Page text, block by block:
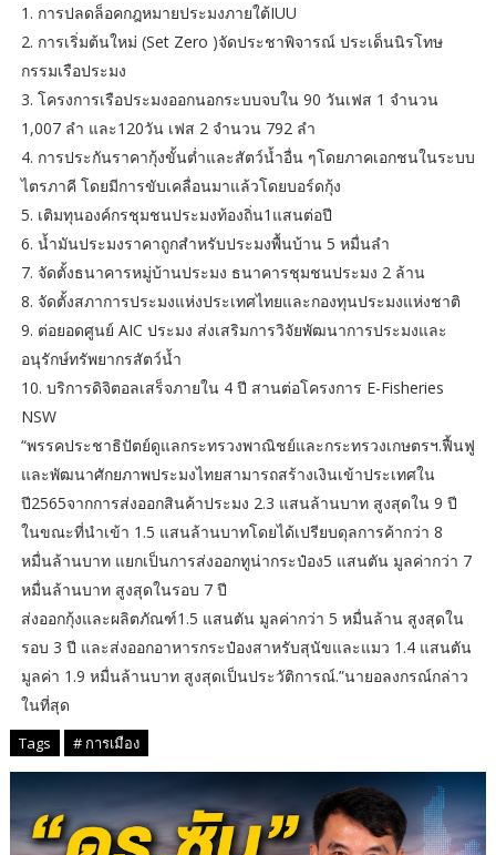
1. การปลดล็อคกฎหมายประมงภายใต้IUU
2. การเริ่มต้นใหม่ (Set Zero )จัดประชาพิจารณ์ ประเด็นนิรโทษ
กรรมเรือประมง
3. โครงการเรือประมงออกนอกระบบจบใน 90 วันเฟส 1 จำนวน
1,007 ลำ และ120วัน เฟส 2 จำนวน 792 ลำ
4. การประกันราคากุ้งขั้นต่ำและสัตว์น้ำอื่น ๆโดยภาคเอกชนในระบบ
ไตรภาคี โดยมีการขับเคลื่อนมาแล้วโดยบอร์ดกุ้ง
5. เติมทุนองค์กรชุมชนประมงท้องถิ่น1แสนต่อปี
6. น้ำมันประมงราคาถูกสำหรับประมงพื้นบ้าน 5 หมื่นลำ
7. จัดตั้งธนาคารหมู่บ้านประมง ธนาคารชุมชนประมง 2 ล้าน
8. จัดตั้งสภาการประมงแห่งประเทศไทยและกองทุนประมงแห่งชาติ
9. ต่อยอดศูนย์ AIC ประมง ส่งเสริมการวิจัยพัฒนาการประมงและ
อนุรักษ์ทรัพยากรสัตว์น้ำ
10. บริการดิจิตอลเสร็จภายใน 4 ปี สานต่อโครงการ E-Fisheries
NSW
“พรรคประชาธิปัตย์ดูแลกระทรวงพาณิชย์และกระทรวงเกษตรฯ.ฟื้นฟู
และพัฒนาศักยภาพประมงไทยสามารถสร้างเงินเข้าประเทศใน
ปี2565จากการส่งออกสินค้าประมง 2.3 แสนล้านบาท สูงสุดใน 9 ปี
ในขณะที่นำเข้า 1.5 แสนล้านบาทโดยได้เปรียบดุลการค้ากว่า 8
หมื่นล้านบาท แยกเป็นการส่งออกทูน่ากระป๋อง5 แสนตัน มูลค่ากว่า 7
หมื่นล้านบาท สูงสุดในรอบ 7 ปี
ส่งออกกุ้งและผลิตภัณฑ์1.5 แสนตัน มูลค่ากว่า 5 หมื่นล้าน สูงสุดใน
รอบ 3 ปี และส่งออกอาหารกระป๋องสาหรับสุนัขและแมว 1.4 แสนตัน
มูลค่า 1.9 หมื่นล้านบาท สูงสุดเป็นประวัติการณ์.”นายอลงกรณ์กล่าว
ในที่สุด
Tags # การเมือง